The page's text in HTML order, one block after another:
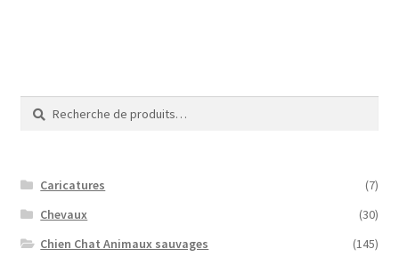
Recherche
pour :
Recherche
Caricatures
(7)
Chevaux
(30)
Chien Chat Animaux sauvages
(145)